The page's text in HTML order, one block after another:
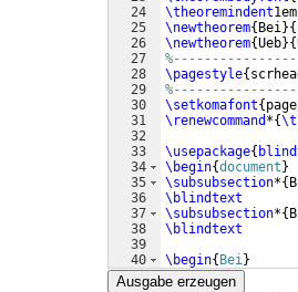
24
25
26
27
28
29
30
31
32
33
34
35
36
37
38
39
40
41
\theoremindent1em
\newtheorem{ Bei}{
\newtheorem{Ueb}{
\pagestyle{
\setkomafont{
\renewcommand *{
\usepackage{
\begin{document }
\subsubsection*{
\blindtext
\subsubsection*{
\blindtext
\begin{ Bei}
Blub
Ausgabe erzeugen